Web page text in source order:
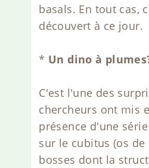
basals. En tout cas,
découvert à ce jour.
* Un dino à
C'est l'une des
chercheurs ont mis
présence d'une
sur le cubitus (os de
bosses dont la